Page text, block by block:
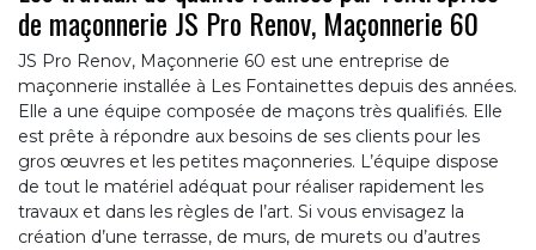
de maçonnerie JS Pro Renov, Maçonnerie 60
JS Pro Renov, Maçonnerie 60 est une entreprise de
maçonnerie installée à Les Fontainettes depuis des années.
Elle a une équipe composée de maçons très qualifiés. Elle
est prête à répondre aux besoins de ses clients pour les
gros œuvres et les petites maçonneries. L’équipe dispose
de tout le matériel adéquat pour réaliser rapidement les
travaux et dans les règles de l’art. Si vous envisagez la
création d’une terrasse, de murs, de murets ou d’autres